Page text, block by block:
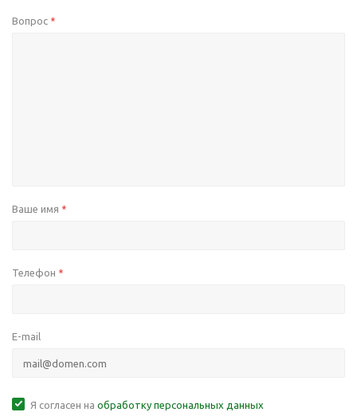
Вопрос *
Ваше имя *
Телефон *
E-mail
Я согласен на обработку персональных данных